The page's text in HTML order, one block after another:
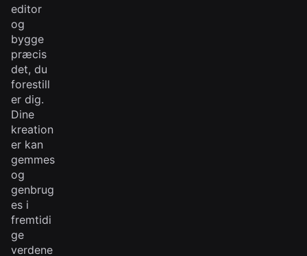
editor
og
bygge
præcis
det, du
forestill
er dig.
Dine
kreation
er kan
gemmes
og
genbrug
es i
fremtidi
ge
verdene